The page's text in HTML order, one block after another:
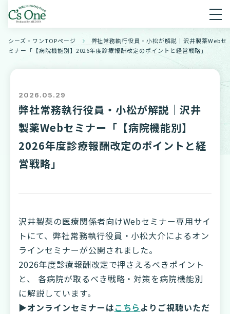
シーズ・ワンTOPページ
弊社常務執行役員・小松が解説｜沢井製薬Webセ
ミナー「【病院機能別】2026年度診療報酬改定のポイントと経営戦略」
2026.05.29
弊社常務執行役員・小松が解説｜沢井
製薬Webセミナー「【病院機能別】
2026年度診療報酬改定のポイントと経
営戦略」
沢井製薬の医療関係者向けWebセミナー専用サイ
トにて、弊社常務執行役員・小松大介によるオン
ラインセミナーが公開されました。
2026年度診療報酬改定で押さえるべきポイント
と、 各病院が取るべき戦略・対策を病院機能別
に解説しています。
▶オンラインセミナーはこちら よりご視聴いただ